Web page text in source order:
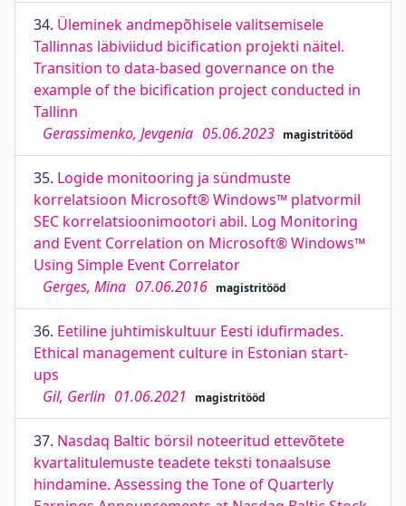
34. Üleminek andmepõhisele valitsemisele
Tallinnas läbiviidud bicification projekti näitel.
Transition to data-based governance on the
example of the bicification project conducted in
Tallinn
Gerassimenko, Jevgenia 05.06.2023 magistritööd
35. Logide monitooring ja sündmuste
korrelatsioon Microsoft® Windows™ platvormil
SEC korrelatsioonimootori abil. Log Monitoring
and Event Correlation on Microsoft® Windows™
Using Simple Event Correlator
Gerges, Mina 07.06.2016 magistritööd
36. Eetiline juhtimiskultuur Eesti idufirmades.
Ethical management culture in Estonian start-
ups
Gil, Gerlin 01.06.2021 magistritööd
37. Nasdaq Baltic börsil noteeritud ettevõtete
kvartalitulemuste teadete teksti tonaalsuse
hindamine. Assessing the Tone of Quarterly